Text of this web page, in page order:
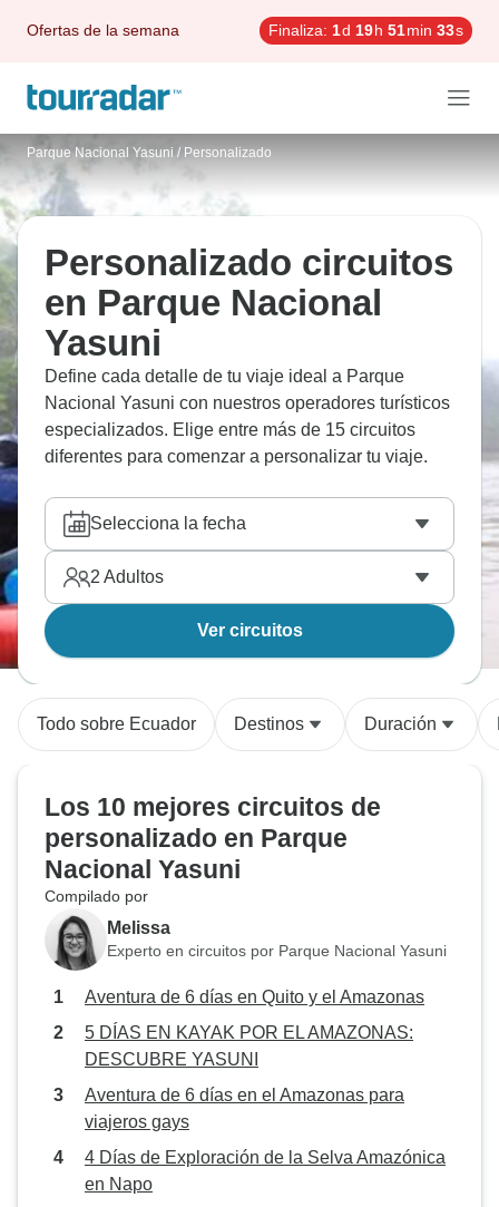
Ofertas de la semana Finaliza: 1d 19h 51min 32s
Parque Nacional Yasuni / Personalizado
Personalizado circuitos
en Parque Nacional
Yasuni
Define cada detalle de tu viaje ideal a Parque
Nacional Yasuni con nuestros operadores turísticos
especializados. Elige entre más de 15 circuitos
diferentes para comenzar a personalizar tu viaje.
Selecciona la fecha
2 Adultos
Ver circuitos
Todo sobre Ecuador Destinos Duración
Los 10 mejores circuitos de
personalizado en Parque
Nacional Yasuni
Compilado por
Melissa
Experto en circuitos por Parque Nacional Yasuni
Aventura de 6 días en Quito y el Amazonas
5 DÍAS EN KAYAK POR EL AMAZONAS:
DESCUBRE YASUNI
Aventura de 6 días en el Amazonas para
viajeros gays
4 Días de Exploración de la Selva Amazónica
en Napo